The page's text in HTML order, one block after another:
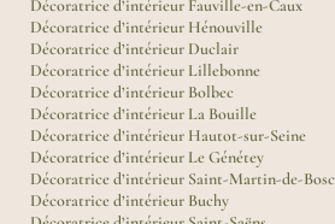
Décoratrice d’intérieur Fauville-en-Caux
Décoratrice d’intérieur Hénouville
Décoratrice d’intérieur Duclair
Décoratrice d’intérieur Lillebonne
Décoratrice d’intérieur Bolbec
Décoratrice d’intérieur La Bouille
Décoratrice d’intérieur Hautot-sur-Seine
Décoratrice d’intérieur Le Génétey
Décoratrice d’intérieur Saint-Martin-de-
Décoratrice d’intérieur Buchy